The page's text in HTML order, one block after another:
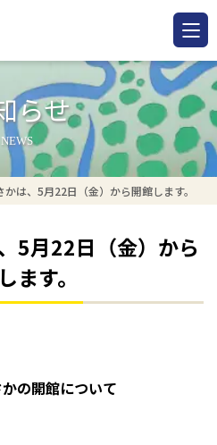
らせ
NEWS
かは、5月22日（金）から開館します。
5月22日（金）から
ます。
の開館について